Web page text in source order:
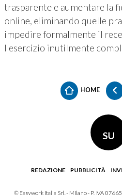
trasparente e aumentare la
online, eliminando quelle
impedire formalmente il
l'esercizio inutilmente
HOME
SU
REDAZIONE PUBBLICITÀ
© Easywork Italia Srl. - Milano - P. IVA